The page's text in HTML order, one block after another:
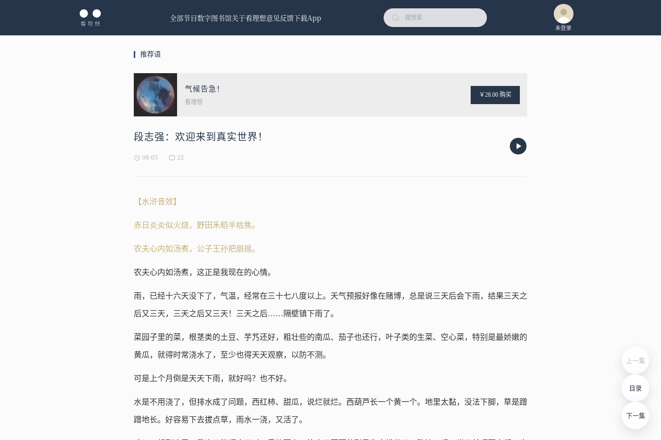
全部节目数字图书馆关于看理想意见反馈下载App
未登录
推荐语
气候告急！
看理想
￥28.00 购买
段志强：欢迎来到真实世界！
08:05 22
上一集
目录
下一集
【水浒音效】
赤日炎炎似火烧，野田禾稻半枯焦。
农夫心内如汤煮，公子王孙把扇摇。
农夫心内如汤煮，这正是我现在的心情。
雨，已经十六天没下了，气温，经常在三十七八度以上。天气预报好像在赌博，总是说三天后会下雨，结果三天之
后又三天，三天之后又三天！三天之后……隔壁镇下雨了。
菜园子里的菜，根茎类的土豆、芋艿还好，粗壮些的南瓜、茄子也还行，叶子类的生菜、空心菜，特别是最娇嫩的
黄瓜，就得时常浇水了，至少也得天天观察，以防不测。
可是上个月倒是天天下雨，就好吗？也不好。
水是不用浇了，但排水成了问题，西红柿、甜瓜，说烂就烂。西葫芦长一个黄一个。地里太黏，没法下脚，草是蹭
蹭地长。好容易下去拔点草，雨水一浇，又活了。